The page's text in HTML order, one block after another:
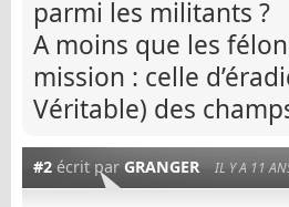
parmi les militants ?
A moins que les
mission : celle
Véritable) des
#2 écrit par GRANGER IL Y A 11